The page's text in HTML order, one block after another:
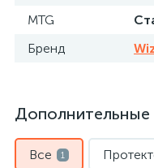
MTG
Бренд
Дополнительные
Все 1